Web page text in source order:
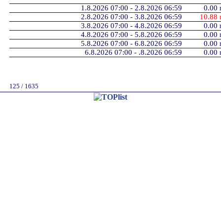
1.8.2026 07:00 - 2.8.2026 06:59
0.00
2.8.2026 07:00 - 3.8.2026 06:59
10.88
3.8.2026 07:00 - 4.8.2026 06:59
0.00
4.8.2026 07:00 - 5.8.2026 06:59
0.00
5.8.2026 07:00 - 6.8.2026 06:59
0.00
6.8.2026 07:00 - .8.2026 06:59
0.00
125 / 1635